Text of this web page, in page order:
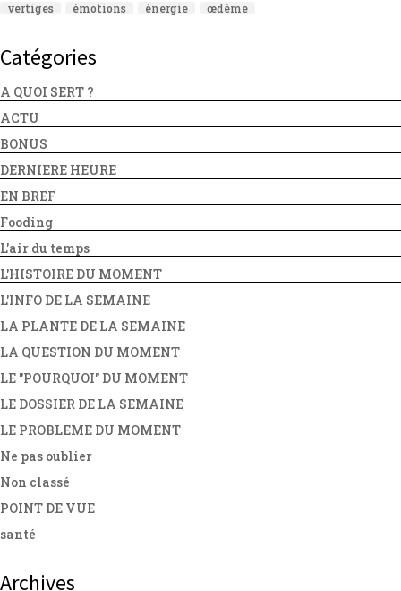
vertiges
émotions énergie œdème
Catégories
A QUOI SERT ?
ACTU
BONUS
DERNIERE HEURE
EN BREF
Fooding
L'air du temps
L'HISTOIRE DU MOMENT
L'INFO DE LA SEMAINE
LA PLANTE DE LA SEMAINE
LA QUESTION DU MOMENT
LE "POURQUOI" DU MOMENT
LE DOSSIER DE LA SEMAINE
LE PROBLEME DU MOMENT
Ne pas oublier
Non classé
POINT DE VUE
santé
Archives